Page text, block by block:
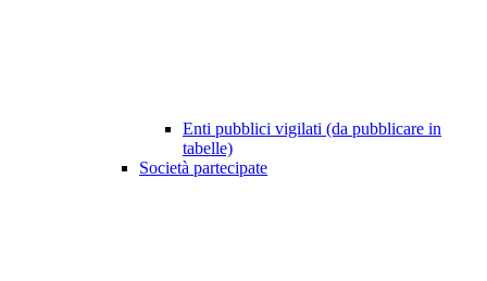
Enti pubblici vigilati (da pubblicare in
tabelle)
Società partecipate